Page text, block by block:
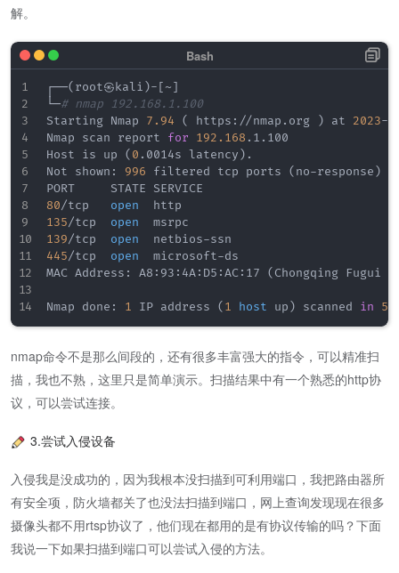
解。
┌──( root㉿kali )- [~]
└─# nmap 192.168.1.100
Starting Nmap 7.94 ( https://nmap.org ) at 2023-
Nmap scan report for 192.168 .1.100
Host is up ( 0 .0014s latency ) .
Not shown: 996 filtered tcp ports ( no-response )
80/tcp open
135/tcp open
139/tcp open
445/tcp open
  microsoft-ds
MAC Address: A8:93:4A:D5:AC:17 ( Chongqing Fugui
Nmap done: 1 IP address ( 1 host up ) scanned in
nmap命令不是那么间段的，还有很多丰富强大的指令，可以精准扫
描，我也不熟，这里只是简单演示。扫描结果中有一个熟悉的http协
议，可以尝试连接。
3.尝试入侵设备
入侵我是没成功的，因为我根本没扫描到可利用端口，我把路由器所
有安全项，防火墙都关了也没法扫描到端口，网上查询发现现在很多
摄像头都不用rtsp协议了，他们现在都用的是有协议传输的吗？下面
我说一下如果扫描到端口可以尝试入侵的方法。